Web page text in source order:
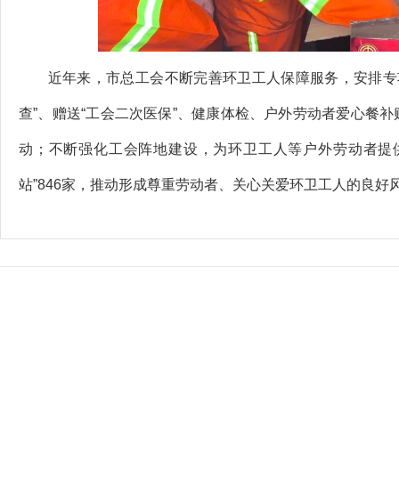
近年来，市总工会不断完善环卫工人保障服务，安排专
查”、赠送“工会二次医保”、健康体检、户外劳动者爱心餐
动；不断强化工会阵地建设，为环卫工人等户外劳动者
站”846家，推动形成尊重劳动者、关心关爱环卫工人的良好